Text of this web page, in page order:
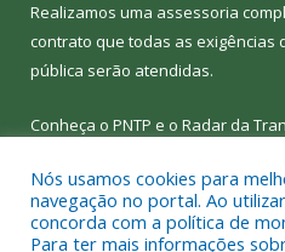
Realizamos uma assessoria
contrato que todas as exigências
pública serão atendidas.
Conheça o PNTP e o Radar da
Nós usamos cookies para
navegação no portal. Ao
concorda com a política de
Para ter mais informações